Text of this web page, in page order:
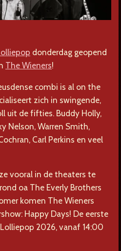
donderdag geopend
The Wieners!
combi is al on the
zich in swingende,
uit de fifties. Buddy Holly,
Nelson, Warren Smith,
Carl Perkins en veel
vooral in de theaters te
oa The Everly Brothers
komen The Wieners
Happy Days! De eerste
2026, vanaf 14:00